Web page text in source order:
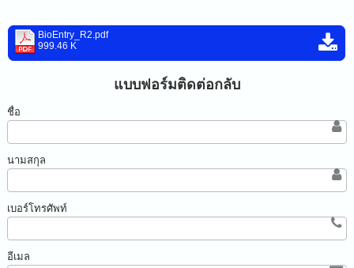
BioEntry_R2.pdf
999.46 K
แบบฟอร์มติดต่อกลับ
ชื่อ
นามสกุล
เบอร์โทรศัพท์
อีเมล